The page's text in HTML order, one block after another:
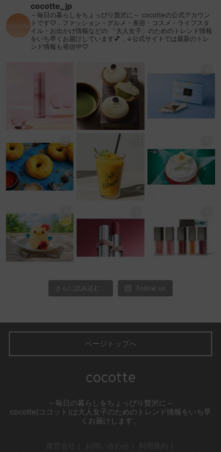
cocotte_jp
～毎日の暮らしをちょっぴり贅沢に～ cocotteの公式アカウン
トです♡
ファッション・グルメ・美容・コスメ・ライフスタ
イル・お出かけ情報などの 「大人女子」のためのトレンド情報
をいち早くお届けしています💕
↓公式サイトでは最新のトレ
ンド情報も発信中♡
さらに読み込む... Follow us
ページトップへ
～毎日の暮らしをちょっぴり贅沢に～
cocotte(ココット)は大人女子のためのトレンド情報をいち早
くお届けします。